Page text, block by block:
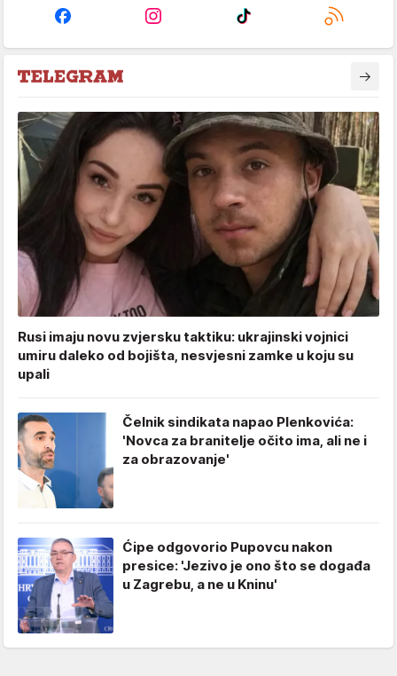
Rusi imaju novu zvjersku taktiku: ukrajinski vojnici
umiru daleko od bojišta, nesvjesni zamke u koju su
upali
Čelnik sindikata napao Plenkovića:
'Novca za branitelje očito ima, ali ne i
za obrazovanje'
Ćipe odgovorio Pupovcu nakon
presice: 'Jezivo je ono što se događa
u Zagrebu, a ne u Kninu'